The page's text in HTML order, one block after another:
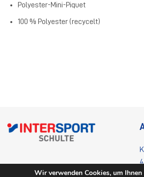
Polyester-Mini-Piquet
100 % Polyester (recycelt)
Wir verwenden Cookies, um